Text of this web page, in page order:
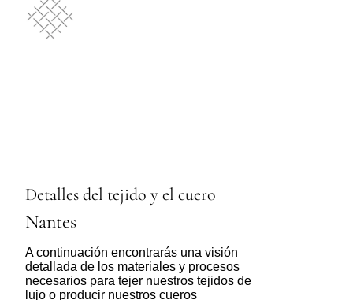
Detalles del tejido y el cuero
Nantes
A continuación encontrarás una visión
detallada de los materiales y procesos
necesarios para tejer nuestros tejidos de
lujo o producir nuestros cueros